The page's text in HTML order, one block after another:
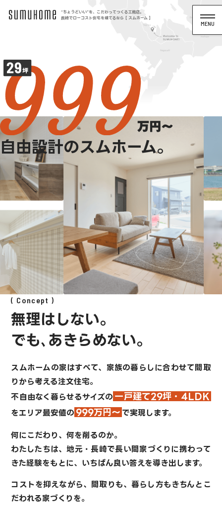
“ちょうどいい”を、こだわってつくる工務店。
長崎でローコスト住宅を建てるなら [ スムホーム ]
自由設計のスムホーム。
Concept
無理はしない。
でも､あきらめない。
スムホームの家はすべて、 家族の暮らしに合わせて間取
りから考える注文住宅。
不自由なく暮らせるサイズの 一戸建て29坪・4LDK
をエリア最安値の 999万円～ で実現します。
何にこだわり、何を削るのか。
わたしたちは、地元・長崎で長い間家づくりに携わって
きた経験をもとに、 いちばん良い答えを導き出します。
コストを抑えながら、間取りも、暮らし方も きちんとこ
だわれる家づくりを。